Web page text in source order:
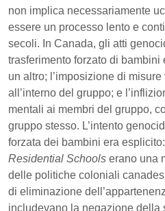
non implica necessariamente
essere un processo lento e
secoli. In Canada, gli atti
trasferimento forzato di bambini
un altro; l’imposizione di
all’interno del gruppo; e
mentali ai membri del gruppo,
gruppo stesso. L’intento
forzata dei bambini era
Residential Schools erano una
delle politiche coloniali
di eliminazione
includevano la negazione della